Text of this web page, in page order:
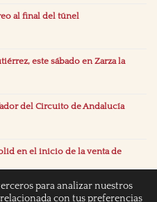
al final del túnel
este sábado en Zarza la
del Circuito de Andalucía
en el inicio de la venta de
para analizar nuestros
con tus preferencias